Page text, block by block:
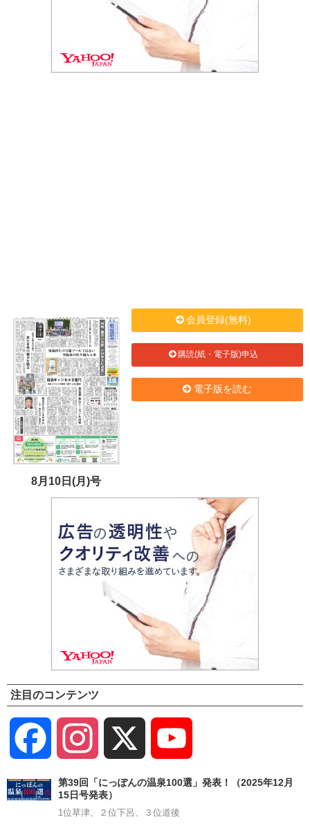
8月10日(月)号
会員登録(無料)
購読(紙・電子版)申込
電子版を読む
注目のコンテンツ
Facebook Instagram
Channel
第39回「にっぽんの温泉100選」発表！（2025年12月
15日号発表）
1位草津、２位下呂、３位道後